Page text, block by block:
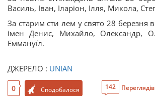
Василь, Іван, Іларіон, Ілля, Микола,
За старим сти лем у свято 28 березня
імен Денис, Михайло, Олександр,
Еммануїл.
ДЖЕРЕЛО : UNIAN
0 Сподобалося 142 Переглядів